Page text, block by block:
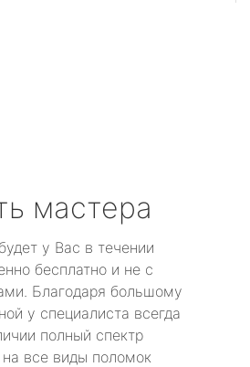
мастера
у Вас в течении
бесплатно и не с
Благодаря большому
у специалиста всегда
полный спектр
все виды поломок